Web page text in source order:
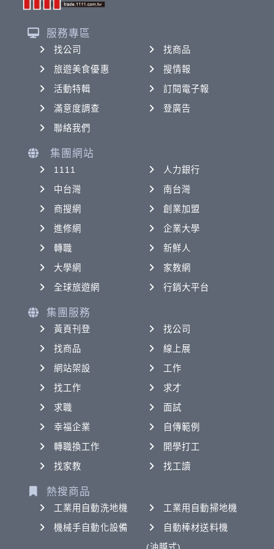
服務專區
找公司
找商品
旅遊美食優惠
搜情報
活動特輯
訂閱電子報
滿意度調查
登廣告
聯絡我們
集團網站
1111
人力銀行
中台灣
南台灣
商搜網
創業加盟
進修網
企業大學
轉職
新鮮人
大學網
家教網
全球旅遊網
行銷大平台
集團服務
黃頁刊登
找公司
找商品
線上展
網站架設
工作
找工作
求才
求職
面試
幸福企業
自傳範例
轉職換工作
開學打工
找家教
找工讀
熱搜商品
工業用自動洗地機
工業用自動掃地機
機械手自動化設備
自動棒材送料機